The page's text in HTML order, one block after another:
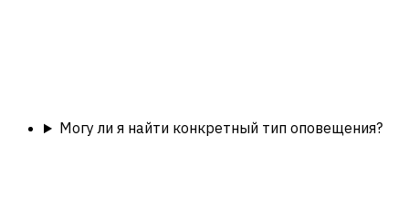
Могу ли я найти конкретный тип оповещения?